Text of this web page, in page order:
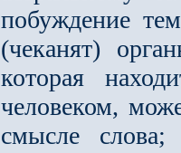
побуждение
(чеканят)
которая
человеком,
смысле